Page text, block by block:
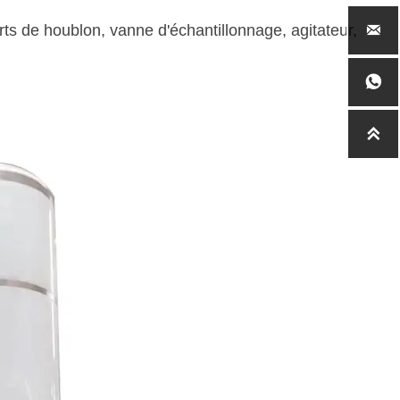
de houblon, vanne d'échantillonnage, agitateur, 

